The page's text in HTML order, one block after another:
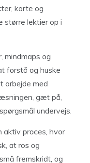
korte og
større lektier op i
mindmaps og
forstå og huske
arbejde med
gæt på,
undervejs.
aktiv proces, hvor
at ros og
fremskridt, og